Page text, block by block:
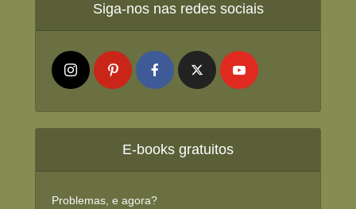
Siga-nos nas redes sociais
E-books gratuitos
Problemas, e agora?